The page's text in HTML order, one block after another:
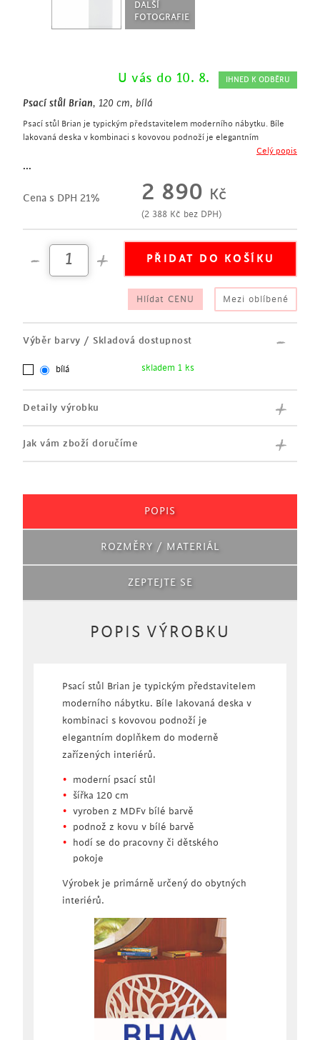
DALŠÍ
FOTOGRAFIE
U vás do 10. 8. IHNED K ODBĚRU
Psací stůl Brian, 120 cm, bílá
Psací stůl Brian je typickým představitelem moderního nábytku. Bíle
lakovaná deska v kombinaci s kovovou podnoží je elegantním
vyroben z MDFv bílé barvě
podnož z kovu v bílé barvě
hodí se do pracovny či dětského pokoje
...
Celý popis
Cena s DPH 21% 2 890 Kč
(2 388 Kč bez DPH)
Hlídat CENU Mezi oblíbené
Výběr barvy / Skladová dostupnost
bílá skladem 1 ks
Detaily výrobku
Jak vám zboží doručíme
POPIS
ROZMĚRY / MATERIÁL
ZEPTEJTE SE
POPIS VÝROBKU
Psací stůl Brian je typickým představitelem
moderního nábytku. Bíle lakovaná deska v
kombinaci s kovovou podnoží je
elegantním doplňkem do moderně
zařízených interiérů.
moderní psací stůl
šířka 120 cm
vyroben z MDFv bílé barvě
podnož z kovu v bílé barvě
hodí se do pracovny či dětského
pokoje
Výrobek je primárně určený do obytných
interiérů.